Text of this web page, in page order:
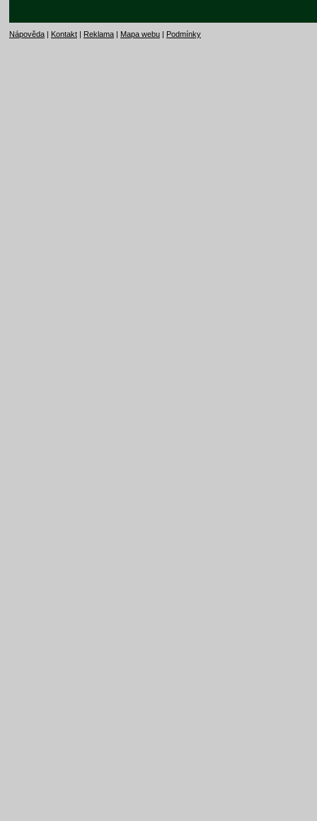
Nápověda | Kontakt | Reklama | Mapa webu | Podmínky